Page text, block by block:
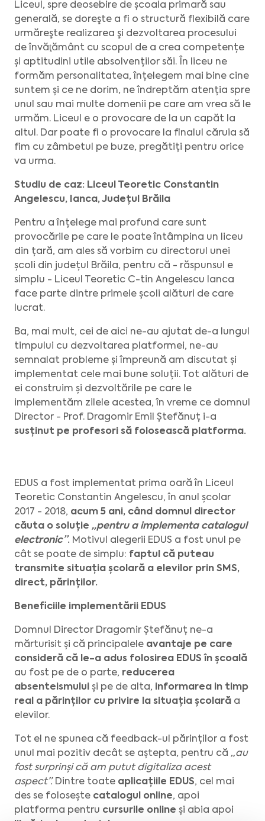
Liceul, spre deosebire de școala primară sau
generală, se doreşte a fi o structură flexibilă care
urmăreşte realizarea şi dezvoltarea procesului
de învăţământ cu scopul de a crea competențe
și aptitudini utile absolvenților săi. În liceu ne
formăm personalitatea, înțelegem mai bine cine
suntem și ce ne dorim, ne îndreptăm atenția spre
unul sau mai multe domenii pe care am vrea să le
urmăm. Liceul e o provocare de la un capăt la
altul. Dar poate fi o provocare la finalul căruia să
fim cu zâmbetul pe buze, pregătiți pentru orice
va urma.
Studiu de caz: Liceul Teoretic Constantin
Angelescu, Ianca, Județul Brăila
Pentru a înțelege mai profund care sunt
provocările pe care le poate întâmpina un liceu
din țară, am ales să vorbim cu directorul unei
școli din județul Brăila, pentru că - răspunsul e
simplu - Liceul Teoretic C-tin Angelescu Ianca
face parte dintre primele școli alături de care
lucrat.
Ba, mai mult, cei de aici ne-au ajutat de-a lungul
timpului cu dezvoltarea platformei, ne-au
semnalat probleme și împreună am discutat și
implementat cele mai bune soluții. Tot alături de
ei construim și dezvoltările pe care le
implementăm zilele acestea, în vreme ce domnul
Director - Prof. Dragomir Emil Ștefănuț i-a
susținut pe profesori să folosească platforma.
EDUS a fost implementat prima oară în Liceul
Teoretic Constantin Angelescu, în anul școlar
2017 - 2018, acum 5 ani, când domnul director
căuta o soluție „pentru a implementa catalogul
electronic”. Motivul alegerii EDUS a fost unul pe
cât se poate de simplu: faptul că puteau
transmite situația școlară a elevilor prin SMS,
direct, părinților.
Beneficiile implementării EDUS
Domnul Director Dragomir Ștefănuț ne-a
mărturisit și că principalele avantaje pe care
consideră că le-a adus folosirea EDUS în școală
au fost pe de o parte, reducerea
absenteismului și pe de alta, informarea in timp
real a părinților cu privire la situația școlară a
elevilor.
Tot el ne spunea că feedback-ul părinților a fost
unul mai pozitiv decât se aștepta, pentru că „au
fost surprinși că am putut digitaliza acest
aspect”. Dintre toate aplicațiile EDUS, cel mai
des se folosește catalogul online, apoi
platforma pentru cursurile online și abia apoi